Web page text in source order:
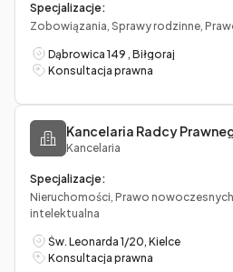
Specjalizacje:
Zobowiązania, Sprawy rodzinne,
Dąbrowica 149 , Biłgoraj
Konsultacja prawna
Kancelaria
Specjalizacje:
Nieruchomości, Prawo
intelektualna
Św. Leonarda 1/20, Kielce
Konsultacja prawna